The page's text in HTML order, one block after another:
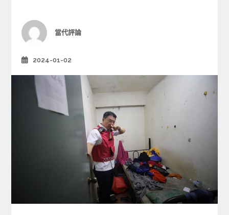
i
e
Author
當代評論
2024-01-02